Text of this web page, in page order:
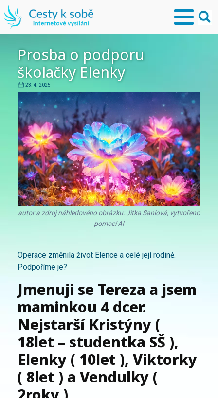
Prosba o podporu
školačky Elenky
23. 4. 2025
autor a zdroj náhledového obrázku: Jitka Saniová, vytvořeno
pomocí AI
Operace změnila život Elence a celé její rodině.
Podpoříme je?
Jmenuji se Tereza a jsem
maminkou 4 dcer.
Nejstarší Kristýny (
18let – studentka SŠ ),
Elenky ( 10let ), Viktorky
( 8let ) a Vendulky (